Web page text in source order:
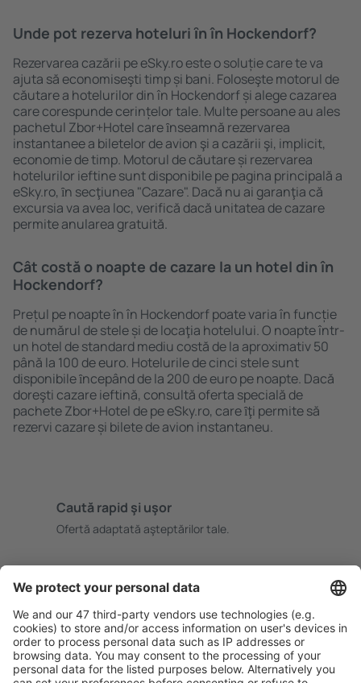
Unde pot rezerva hoteluri ȋn în Hockendorf?
Rezervarea cazării pe eSky.ro este o soluție care te va
ajuta să economiseşti timp și bani. Foloseşte motorul de
căutare a hotelurilor din în Hockendorf și alege cazarea
care corespunde cerințelor tale. Multe persoane au ales
pachetul Zbor+Hotel care ȋnseamnă rezervarea
instantanee a biletelor de avion şi a cazării şi, implicit,
economie de timp. Motorul de căutare și rezervarea
hotelurilor ieftine sunt disponibile pe pagina principală a
eSky.ro, ȋn secţiunea "Cazare". Dacă nu ai garanţia că
excursia va avea loc, verifică dacă unitatea de cazare
permite anularea gratuită.
Cât costă o noapte de cazare la un hotel din în
Hockendorf?
Prețul pe noapte în în Hockendorf poate varia în funcție
de numărul de stele și de locaţia hotelului. O noapte într-
un hotel de standard mediu costă de la aproximativ 50
până la 100 de euro. Hotelurile de cinci stele sunt
disponibile ȋncepând de la 200 de euro pe noapte. Dacă
doreşti cazare ieftină, consultă oferta specială de
pachete Zbor+Hotel de pe eSky.ro, care ȋţi permite să
rezervi cazare și bilete de avion instantaneu.
Caută rapid şi uşor
Ofertă adaptată aşteptărilor tale.
Rezervare fără griji cu opțiune gratuită de anulare.
Economiseşte mai mult
Prețuri atractive și oferte speciale pentru utilizatorii